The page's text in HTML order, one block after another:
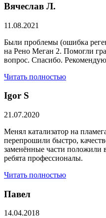
Вячеслав Л.
11.08.2021
Были проблемы (ошибка
на Рено Меган 2. Помогли
вопрос. Спасибо.
Читать полностью
​Igor S
21.07.2020
Менял катализатор на
перепрошили быстро,
заменённые части положили
ребята профессионалы.
Читать полностью
Павел
14.04.2018